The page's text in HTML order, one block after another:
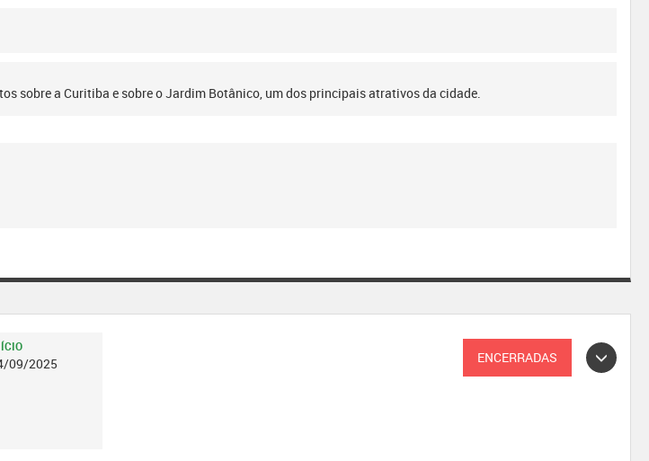
sobre a Curitiba e sobre o Jardim Botânico, um dos principais atrativos da cidade.
09/2025 ENCERRADAS